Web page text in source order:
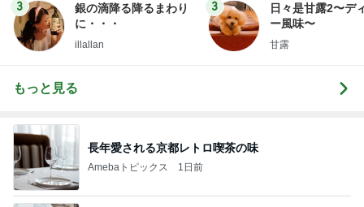
3
銀の滴降る降るまわり
に・・・
illallan
3
日々是甘露2〜デ
ー風味〜
甘露
もっと見る
長年愛される京都レトロ喫茶の味
Amebaトピックス 1日前